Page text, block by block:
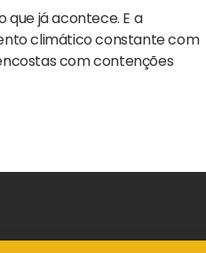
que já acontece. E a
climático constante com
com contenções